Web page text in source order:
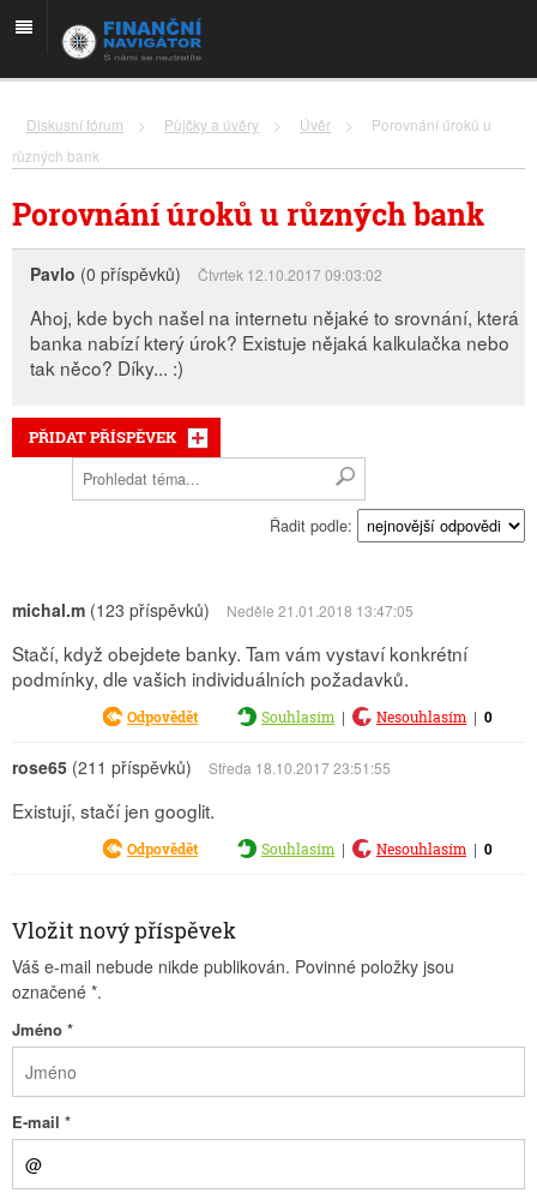
Diskusní fórum > Půjčky a úvěry > Úvěr >
Porovnání úroků u
různých bank
Porovnání úroků u různých bank
Pavlo (0 příspěvků) Čtvrtek 12.10.2017 09:03:02
Ahoj, kde bych našel na internetu nějaké to srovnání, která
banka nabízí který úrok? Existuje nějaká kalkulačka nebo
tak něco? Díky... :)
PŘIDAT PŘÍSPĚVEK
Řadit podle:
michal.m (123 příspěvků) Neděle 21.01.2018 13:47:05
Stačí, když obejdete banky. Tam vám vystaví konkrétní
podmínky, dle vašich individuálních požadavků.
Odpovědět Souhlasím | Nesouhlasím | 0
rose65 (211 příspěvků) Středa 18.10.2017 23:51:55
Existují, stačí jen googlit.
Odpovědět Souhlasím | Nesouhlasím | 0
Vložit nový příspěvek
Váš e-mail nebude nikde publikován. Povinné položky jsou
označené *.
Jméno *
E-mail *